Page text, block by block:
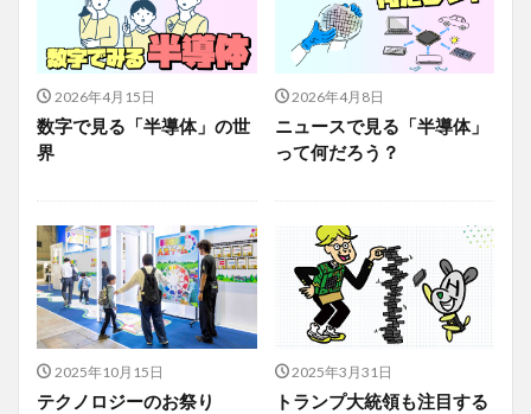
2026年4月15日
数字で見る「半導体」の世
界
2026年4月8日
ニュースで見る「半導体」
って何だろう？
2025年10月15日
テクノロジーのお祭り
2025年3月31日
トランプ大統領も注目する